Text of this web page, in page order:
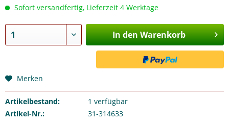
Sofort versandfertig, Lieferzeit 4 Werktage
In den Warenkorb
Merken
Artikelbestand: 1 verfügbar
Artikel-Nr.:
31-314633